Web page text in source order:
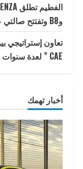
وB8 وتفتتح صالتي عرض رئيسيتين في الرياض وجدة
تعاون إستراتيجي
CAE ” لعدة سنوات في تقنيات التدريب
أخبار تهمك